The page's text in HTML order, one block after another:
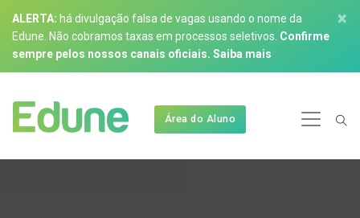
ALERTA: há divulgação falsa de vagas usando o nome da
Edune. Não cobramos taxas em processos seletivos. Confirme
sempre pelos nossos canais oficiais. Saiba mais
×
Área do Aluno